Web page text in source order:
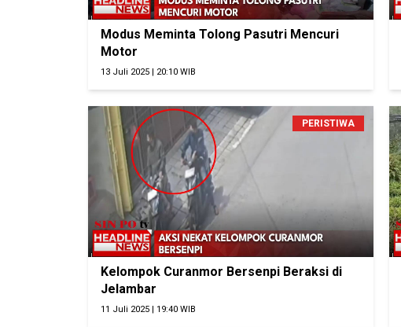
Modus Meminta Tolong Pasutri Mencuri
Motor
13 Juli 2025 | 20:10 WIB
PERISTIWA
Kelompok Curanmor Bersenpi Beraksi di
Jelambar
11 Juli 2025 | 19:40 WIB